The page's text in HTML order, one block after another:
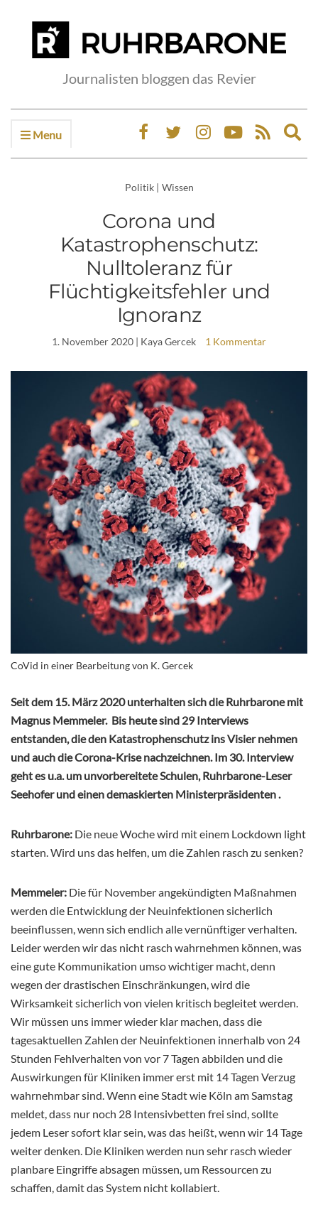
Journalisten bloggen das Revier
Menu
Politik | Wissen
Corona und
Katastrophenschutz:
Nulltoleranz für
Flüchtigkeitsfehler und
Ignoranz
1. November 2020 | Kaya Gercek 1 Kommentar
CoVid in einer Bearbeitung von K. Gercek
Seit dem 15. März 2020 unterhalten sich die Ruhrbarone mit
Magnus Memmeler. Bis heute sind 29 Interviews
entstanden, die den Katastrophenschutz ins Visier nehmen
und auch die Corona-Krise nachzeichnen. Im 30. Interview
geht es u.a. um unvorbereitete Schulen, Ruhrbarone-Leser
Seehofer und einen demaskierten Ministerpräsidenten.
Ruhrbarone: Die neue Woche wird mit einem Lockdown light
starten. Wird uns das helfen, um die Zahlen rasch zu senken?
Memmeler: Die für November angekündigten Maßnahmen
werden die Entwicklung der Neuinfektionen sicherlich
beeinflussen, wenn sich endlich alle vernünftiger verhalten.
Leider werden wir das nicht rasch wahrnehmen können, was
eine gute Kommunikation umso wichtiger macht, denn
wegen der drastischen Einschränkungen, wird die
Wirksamkeit sicherlich von vielen kritisch begleitet werden.
Wir müssen uns immer wieder klar machen, dass die
tagesaktuellen Zahlen der Neuinfektionen innerhalb von 24
Stunden Fehlverhalten von vor 7 Tagen abbilden und die
Auswirkungen für Kliniken immer erst mit 14 Tagen Verzug
wahrnehmbar sind. Wenn eine Stadt wie Köln am Samstag
meldet, dass nur noch 28 Intensivbetten frei sind, sollte
jedem Leser sofort klar sein, was das heißt, wenn wir 14 Tage
weiter denken. Die Kliniken werden nun sehr rasch wieder
planbare Eingriffe absagen müssen, um Ressourcen zu
schaffen, damit das System nicht kollabiert.